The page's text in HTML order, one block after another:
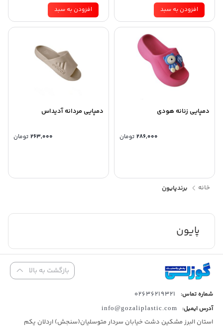
افزودن به سبد افزودن به سبد
دمپایی زنانه هودی
تومان
دمپایی مردانه آدیداس
تومان
خانه برندپایون
پایون
بازگشت به بالا
شماره تماس: 02636219321
آدرس ایمیل: info@gozaliplastic.com
استان البرز مشکین دشت خیابان سردار متوسلیان(سنجش) اردلان یکم